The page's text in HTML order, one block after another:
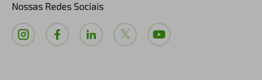
Nossas Redes Sociais